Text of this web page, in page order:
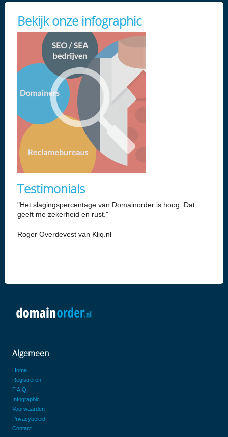
Bekijk onze infographic
Testimonials
"Het slagingspercentage van Domainorder is hoog. Dat
geeft me zekerheid en rust."
Roger Overdevest van Kliq.nl
Algemeen
Home
Registreren
F.A.Q.
Infographic
Voorwaarden
Privacybeleid
Contact